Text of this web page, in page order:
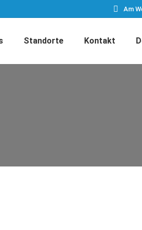
Am
Standorte Kontakt